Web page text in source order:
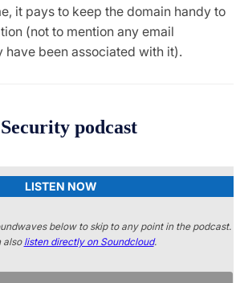
it pays to keep the domain handy to
(not to mention any email
have been associated with it).
podcast
LISTEN NOW
below to skip to any point in the podcast.
also listen directly on Soundcloud.